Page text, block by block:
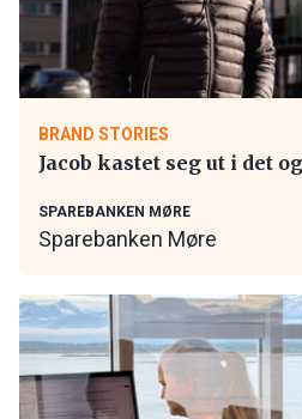
BRAND STORIES
Jacob kastet seg ut i det
SPAREBANKEN MØRE
Sparebanken Møre